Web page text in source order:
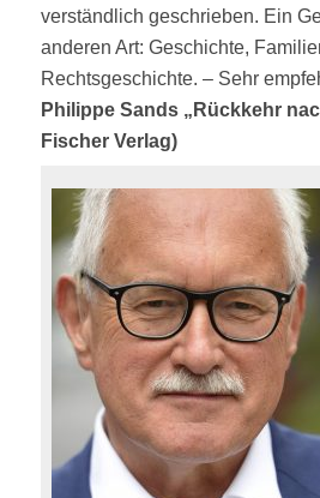
verständlich geschrieben. Ein
anderen Art: Geschichte,
Rechtsgeschichte. – Sehr
Philippe Sands „Rückkehr
Fischer Verlag)